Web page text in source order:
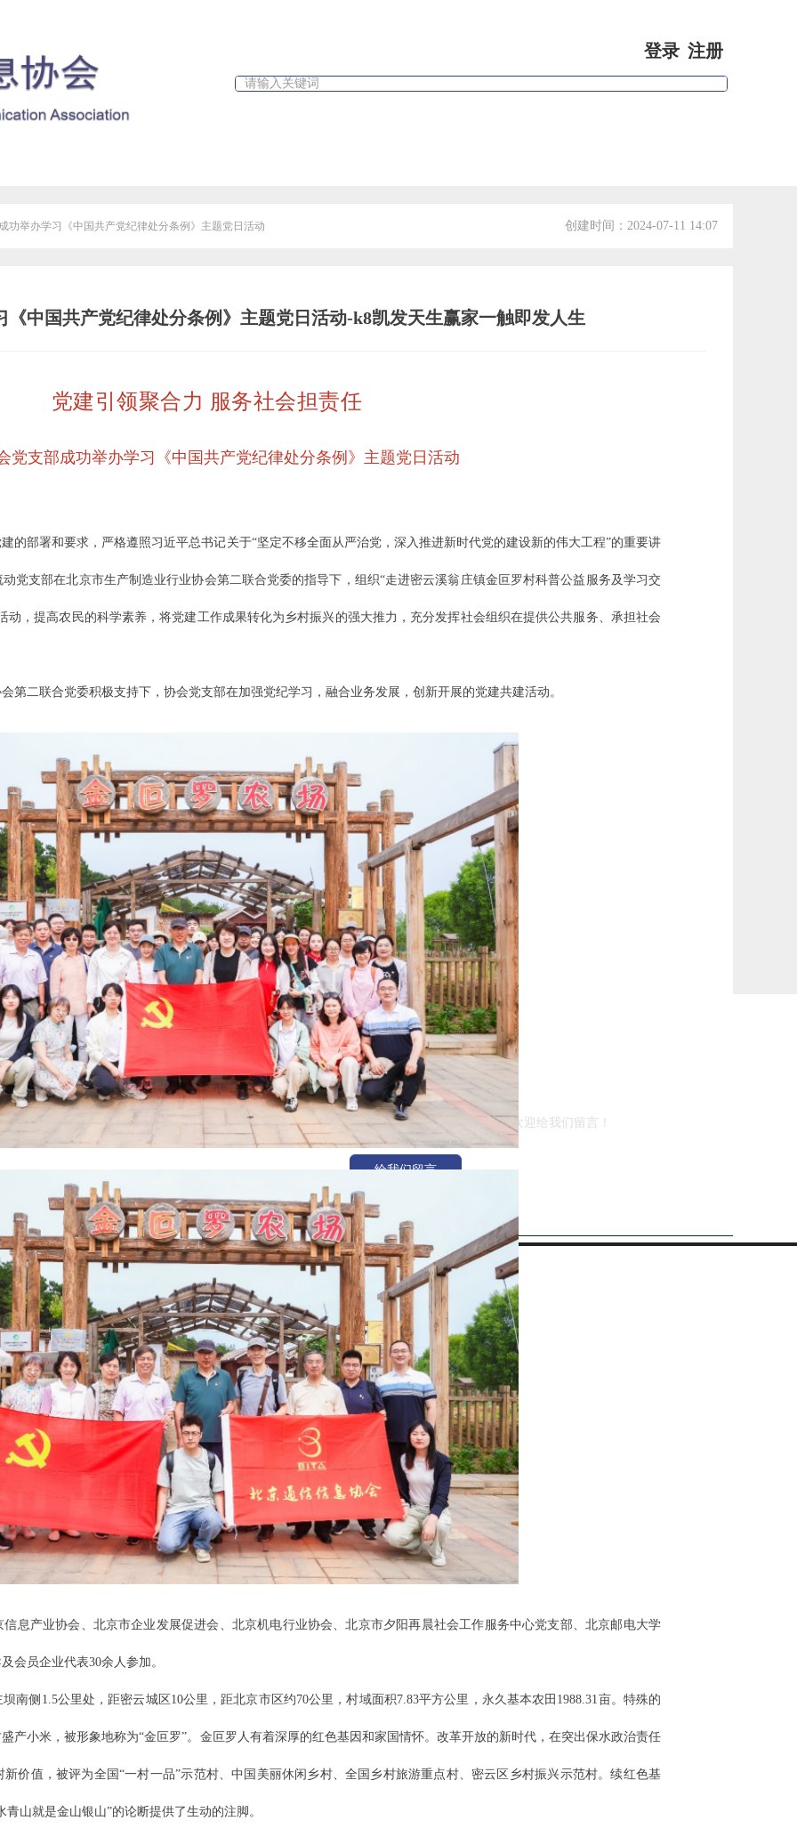
登录 注册
功举办学习《中国共产党纪律处分条例》主题党日活动 创建时间： 2024-07-11 14:07
《中国共产党纪律处分条例》主题党日活动-k8凯发天生赢家一触即发人生
党建引领聚合力 服务社会担责任
党支部成功举办学习《中国共产党纪律处分条例》主题党日活动
的部署和要求，严格遵照习近平总书记关于“坚定不移全面从严治党，深入推进新时代党的建设新的伟大工程”的重要讲
党支部在北京市生产制造业行业协会第二联合党委的指导下，组织“走进密云溪翁庄镇金叵罗村科普公益服务及学习交
动，提高农民的科学素养，将党建工作成果转化为乡村振兴的强大推力，充分发挥社会组织在提供公共服务、承担社会
第二联合党委积极支持下，协会党支部在加强党纪学习，融合业务发展，创新开展的党建共建活动。
息产业协会、北京市企业发展促进会、北京机电行业协会、北京市夕阳再晨社会工作服务中心党支部、北京邮电大学
会员企业代表30余人参加。
南侧1.5公里处，距密云城区10公里，距北京市区约70公里，村域面积7.83平方公里，永久基本农田1988.31亩。特殊的
产小米，被形象地称为“金叵罗”。金叵罗人有着深厚的红色基因和家国情怀。改革开放的新时代，在突出保水政治责任
价值，被评为全国“一村一品”示范村、中国美丽休闲乡村、全国乡村旅游重点村、密云区乡村振兴示范村。续红色基
山就是金山银山”的论断提供了生动的注脚。
给我们留言
如果您有任何建议或者意见，欢迎给我们留言！
给我们留言
||